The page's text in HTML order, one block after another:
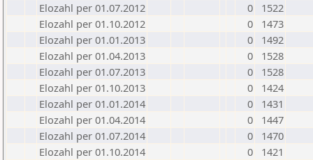
Elozahl per 01.07.2012
0
1522
Elozahl per 01.10.2012
0
1473
Elozahl per 01.01.2013
0
1492
Elozahl per 01.04.2013
0
1528
Elozahl per 01.07.2013
0
1528
Elozahl per 01.10.2013
0
1424
Elozahl per 01.01.2014
0
1431
Elozahl per 01.04.2014
0
1447
Elozahl per 01.07.2014
0
1470
Elozahl per 01.10.2014
0
1421